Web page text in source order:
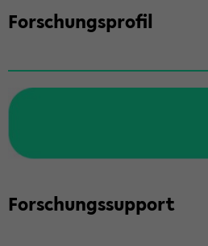
For­schungs­pro­fil
For­schungs­sup­port